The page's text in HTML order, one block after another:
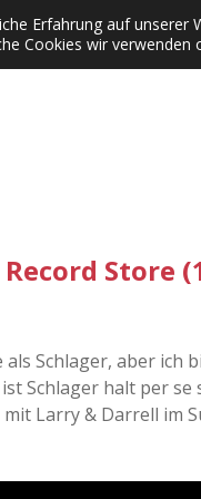
Contact
Store
Schlager, aber ich
Schlager halt per
Larry & Darrell im
Erfahrung auf unserer
Cookies wir verwenden